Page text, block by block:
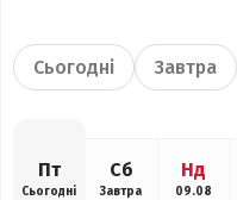
Сьогодні Завтра
Пт
Сьогодні
Сб
Завтра
Нд
09.08